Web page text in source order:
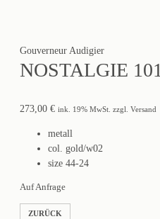
Gouverneur Audigier
NOSTALGIE 101
273,00 € ink. 19% MwSt. zzgl. Versand
metall
col. gold/w02
size 44-24
Auf Anfrage
ZURÜCK